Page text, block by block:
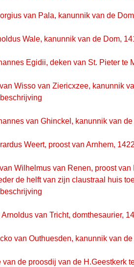
van Pala, kanunnik van de
Wale, kanunnik van de Dom,
Egidii, deken van St. Pieter te
Wisso van Ziericxzee, kanunnik
van Ghinckel, kanunnik van
Weert, proost van Arnhem,
Wilhelmus van Renen, proost
de helft van zijn claustraal huis
Arnoldus van Tricht, domthesaurier,
van Outhuesden, kanunnik van
van de proosdij van de H.Geestkerk